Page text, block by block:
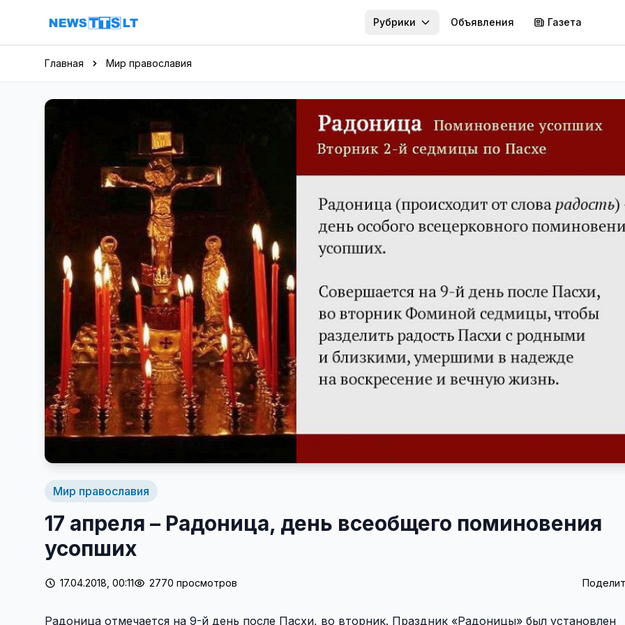
Перейти к содержимому
Рубрики Объявления Газета
Главная Мир православия
Мир православия
17 апреля – Радоница, день всеобщего поминовения
усопших
17.04.2018, 00:11 2770 просмотров
Радоница отмечается на 9-й день после Пасхи, во вторник. Праздник «Радоницы» был установлен